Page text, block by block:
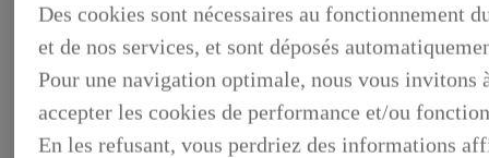
Des cookies sont nécessaires au fonctionnement
et de nos services, et sont déposés
Pour une navigation optimale, nous vous invitons
accepter les cookies de performance et/ou
En les refusant, vous perdriez des informations